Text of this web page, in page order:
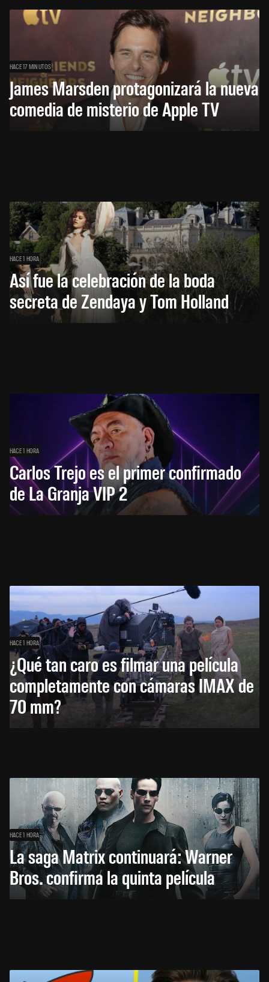
HACE 17 MINUTOS
James Marsden protagonizará la nueva
comedia de misterio de Apple TV
HACE 1 HORA
Así fue la celebración de la boda
secreta de Zendaya y Tom Holland
HACE 1 HORA
Carlos Trejo es el primer confirmado
de La Granja VIP 2
HACE 1 HORA
¿Qué tan caro es filmar una película
completamente con cámaras IMAX de
70 mm?
HACE 1 HORA
La saga Matrix continuará: Warner
Bros. confirma la quinta película